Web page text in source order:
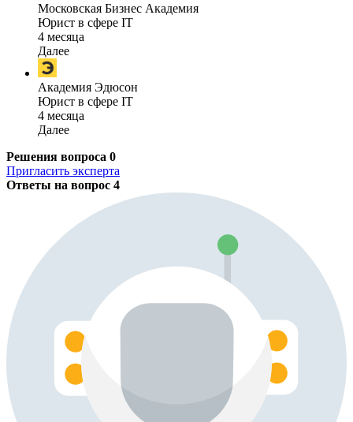
Московская Бизнес Академия
Юрист в сфере IT
4 месяца
Далее
Академия Эдюсон
Юрист в сфере IT
4 месяца
Далее
Решения вопроса 0
Пригласить эксперта
Ответы на вопрос 4